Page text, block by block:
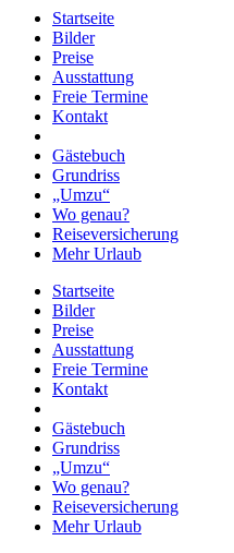
Startseite
Bilder
Preise
Ausstattung
Freie Termine
Kontakt
Gästebuch
Grundriss
„Umzu“
Wo genau?
Reiseversicherung
Mehr Urlaub
Startseite
Bilder
Preise
Ausstattung
Freie Termine
Kontakt
Gästebuch
Grundriss
„Umzu“
Wo genau?
Reiseversicherung
Mehr Urlaub